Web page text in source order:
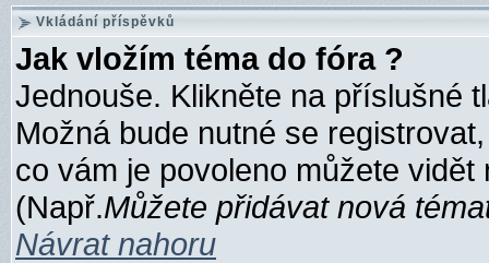
Vkládání příspěvků
Jak vložím téma do fóra ?
Jednouše. Klikněte na příslušné
Možná bude nutné se
co vám je povoleno můžete
(Např.Můžete přidávat nová
Návrat nahoru